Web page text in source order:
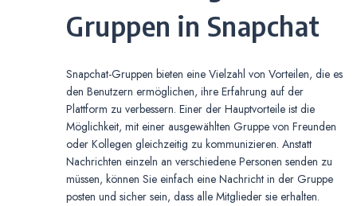
Gruppen in Snapchat
Snapchat-Gruppen bieten eine Vielzahl von Vorteilen, die es
den Benutzern ermöglichen, ihre Erfahrung auf der
Plattform zu verbessern. Einer der Hauptvorteile ist die
Möglichkeit, mit einer ausgewählten Gruppe von Freunden
oder Kollegen gleichzeitig zu kommunizieren. Anstatt
Nachrichten einzeln an verschiedene Personen senden zu
müssen, können Sie einfach eine Nachricht in der Gruppe
posten und sicher sein, dass alle Mitglieder sie erhalten.